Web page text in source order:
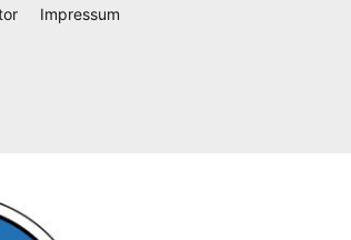
Impressum